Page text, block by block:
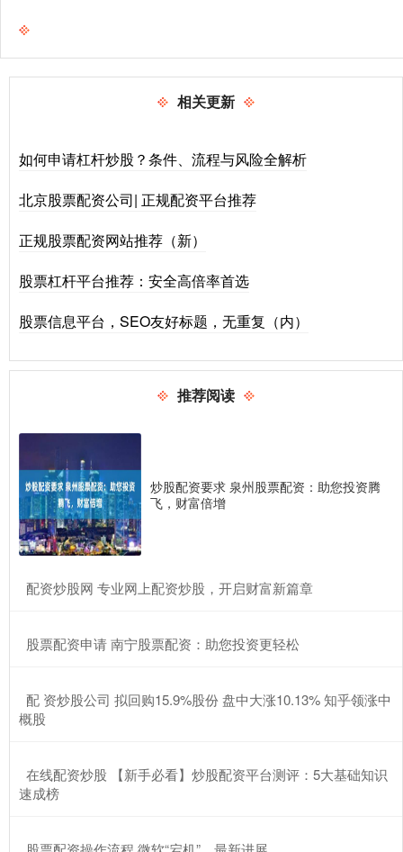
相关更新
如何申请杠杆炒股？条件、流程与风险全解析
北京股票配资公司| 正规配资平台推荐
正规股票配资网站推荐（新）
股票杠杆平台推荐：安全高倍率首选
股票信息平台，SEO友好标题，无重复（内）
推荐阅读
炒股配资要求 泉州股票配资：助您投资腾
飞，财富倍增
​配资炒股网 专业网上配资炒股，开启财富新篇章
​股票配资申请 南宁股票配资：助您投资更轻松
​配 资炒股公司 拟回购15.9%股份 盘中大涨10.13% 知乎领涨中
概股
​在线配资炒股 【新手必看】炒股配资平台测评：5大基础知识
速成榜